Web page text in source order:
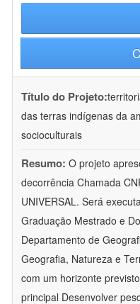
Título do Projeto:
das terras indígenas da
socioculturais
Resumo: O projeto
decorrência Chamada
UNIVERSAL. Será
Graduação Mestrado e
Departamento de
Geografia, Natureza e
com um horizonte
principal Desenvolver